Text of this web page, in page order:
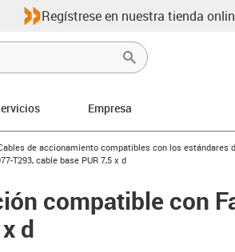
Regístrese en nuestra tienda
Empresa
icon-arrow-right
de accionamiento compatibles con los estándares
T293, cable base PUR 7,5 x d
compatible con
d